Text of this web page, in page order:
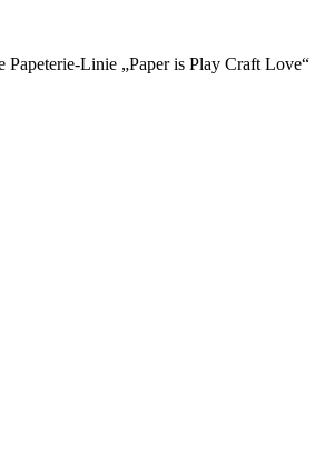
Papeterie-Linie „Paper is Play Craft Love“